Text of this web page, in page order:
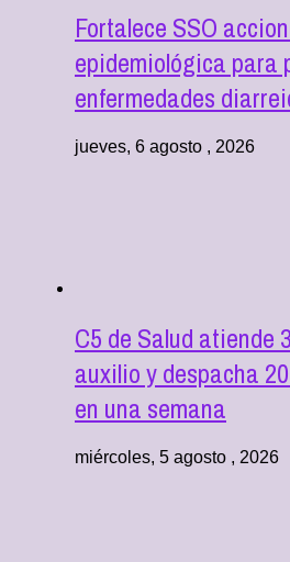
Fortalece SSO
epidemiológica para
enfermedades
jueves, 6 agosto , 2026
C5 de Salud atiende
auxilio y despacha
en una semana
miércoles, 5 agosto , 2026